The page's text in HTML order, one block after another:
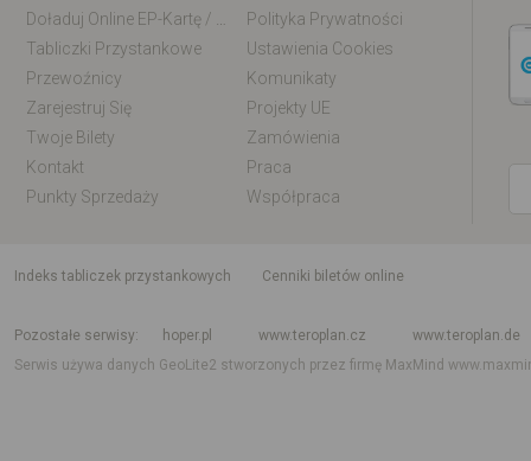
Polityka Prywatności
Tabliczki Przystankowe
Ustawienia Cookies
Przewoźnicy
Komunikaty
Zarejestruj Się
Projekty UE
Twoje Bilety
Zamówienia
Kontakt
Praca
Punkty Sprzedaży
Współpraca
indeks tabliczek przystankowych
Cenniki biletów online
Pozostałe serwisy
hoper.pl www.teroplan.cz
www.teroplan.de
Serwis używa danych GeoLite2 stworzonych przez firmę MaxMind